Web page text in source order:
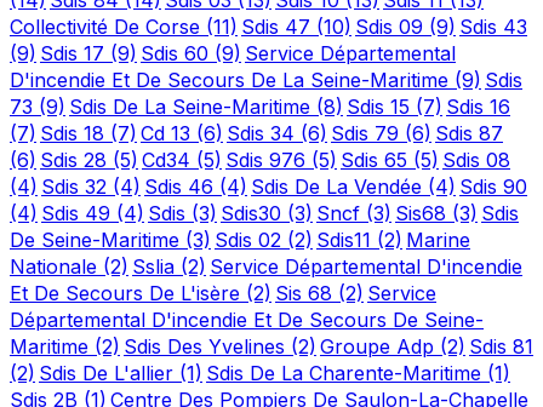
Collectivité De Corse (11) Sdis 47 (10) Sdis 09 (9) Sdis 43
(9) Sdis 17 (9) Sdis 60 (9) Service Départemental
D'incendie Et De Secours De La Seine-Maritime (9) Sdis
73 (9) Sdis De La Seine-Maritime (8) Sdis 15 (7) Sdis 16
(7) Sdis 18 (7) Cd 13 (6) Sdis 34 (6) Sdis 79 (6) Sdis 87
(6) Sdis 28 (5) Cd34 (5) Sdis 976 (5) Sdis 65 (5) Sdis 08
(4) Sdis 32 (4) Sdis 46 (4) Sdis De La Vendée (4) Sdis 90
(4) Sdis 49 (4) Sdis (3) Sdis30 (3) Sncf (3) Sis68 (3) Sdis
De Seine-Maritime (3) Sdis 02 (2) Sdis11 (2) Marine
Nationale (2) Sslia (2) Service Départemental D'incendie
Et De Secours De L'isère (2) Sis 68 (2) Service
Départemental D'incendie Et De Secours De Seine-
Maritime (2) Sdis Des Yvelines (2) Groupe Adp (2) Sdis 81
(2) Sdis De L'allier (1) Sdis De La Charente-Maritime (1)
Sdis 2B (1) Centre Des Pompiers De Saulon-La-Chapelle